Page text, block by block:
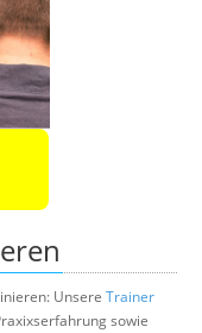
Unsere Trainer
sowie